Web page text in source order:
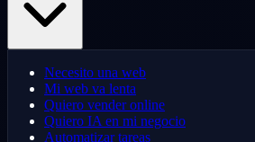
Necesito una web
Mi web va lenta
Quiero vender online
Quiero IA en mi negocio
Automatizar tareas